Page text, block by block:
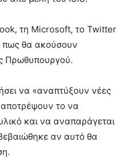
τη Microsoft, το Twitter
πως θα ακούσουν
Πρωθυπουργού.
να «αναπτύξουν νέες
αποτρέψουν το να
και να αναπαράγεται
αν αυτό θα